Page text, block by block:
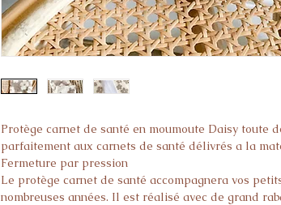
Protège carnet de santé en moumoute Daisy toute
parfaitement aux carnets de santé délivrés a la
Fermeture par pression
Le protège carnet de santé accompagnera vos
nombreuses années. Il est réalisé avec de grand